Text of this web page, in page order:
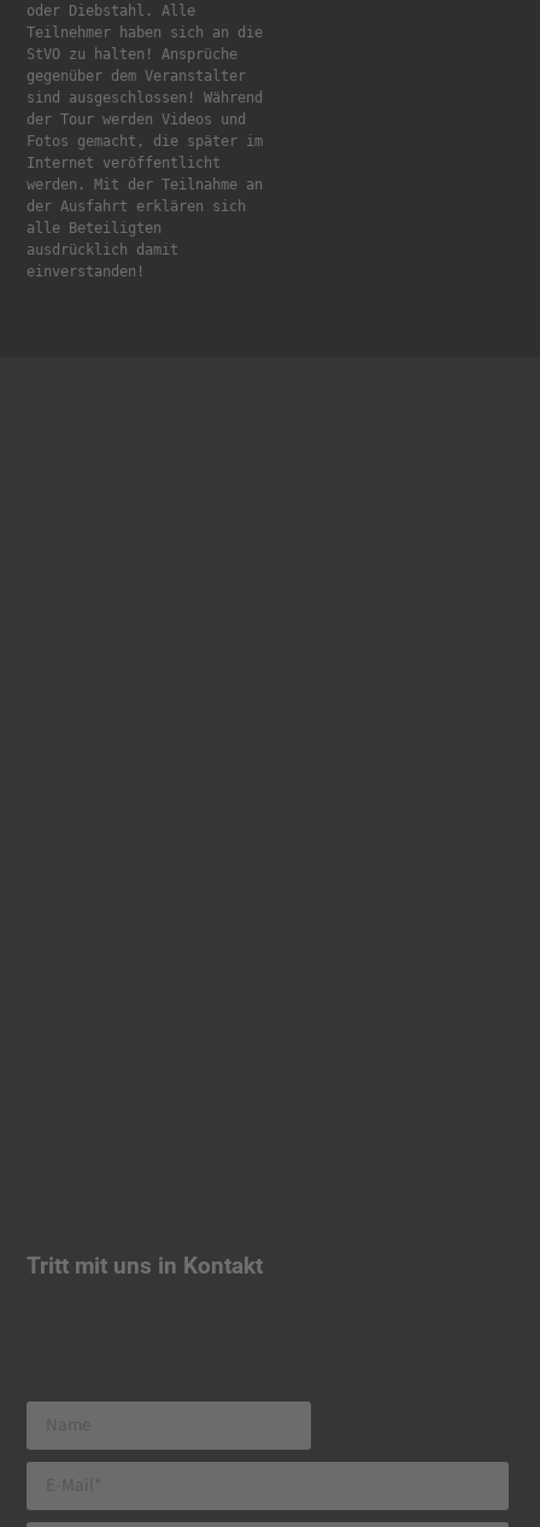
oder Diebstahl. Alle
Teilnehmer haben sich an die
StVO zu halten! Ansprüche
gegenüber dem Veranstalter
sind ausgeschlossen! Während
der Tour werden Videos und
Fotos gemacht, die später im
Internet veröffentlicht
werden. Mit der Teilnahme an
der Ausfahrt erklären sich
alle Beteiligten
ausdrücklich damit
einverstanden!
Tritt mit uns in Kontakt